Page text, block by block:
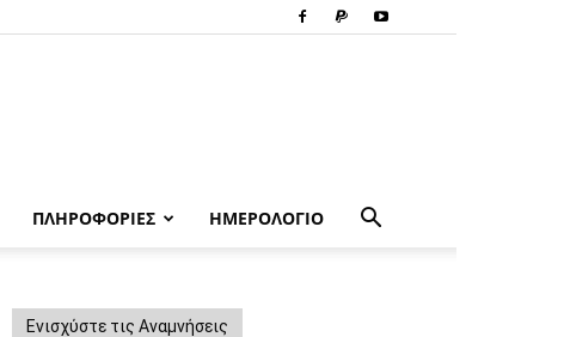
ΠΛΗΡΟΦΟΡΙΕΣ ΗΜΕΡΟΛΟΓΙΟ
Ενισχύστε τις Αναμνήσεις